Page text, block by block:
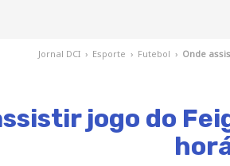
Jornal DCI › Esporte › Futebol › Onde
jogo do